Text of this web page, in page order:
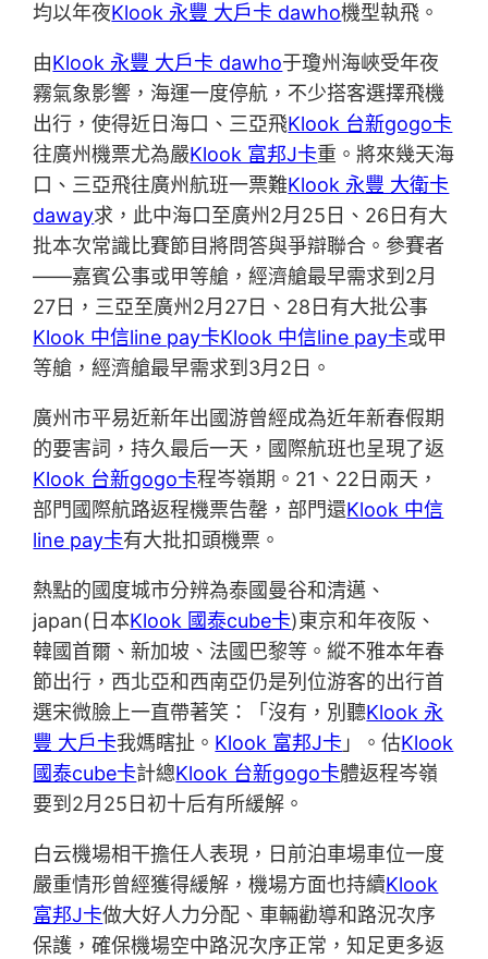
均以年夜Klook 永豐 大戶卡 dawho機型執飛。
由Klook 永豐 大戶卡 dawho于瓊州海峽受年夜
霧氣象影響，海運一度停航，不少搭客選擇飛機
出行，使得近日海口、三亞飛Klook 台新gogo卡
往廣州機票尤為嚴Klook 富邦J卡重。將來幾天海
口、三亞飛往廣州航班一票難Klook 永豐 大衛卡
daway求，此中海口至廣州2月25日、26日有大
批本次常識比賽節目將問答與爭辯聯合。參賽者
——嘉賓公事或甲等艙，經濟艙最早需求到2月
27日，三亞至廣州2月27日、28日有大批公事
Klook 中信line pay卡Klook 中信line pay卡或甲
等艙，經濟艙最早需求到3月2日。
廣州市平易近新年出國游曾經成為近年新春假期
的要害詞，持久最后一天，國際航班也呈現了返
Klook 台新gogo卡程岑嶺期。21、22日兩天，
部門國際航路返程機票告罄，部門還Klook 中信
line pay卡有大批扣頭機票。
熱點的國度城市分辨為泰國曼谷和清邁、
japan(日本Klook 國泰cube卡)東京和年夜阪、
韓國首爾、新加坡、法國巴黎等。縱不雅本年春
節出行，西北亞和西南亞仍是列位游客的出行首
選宋微臉上一直帶著笑：「沒有，別聽Klook 永
豐 大戶卡我媽瞎扯。 Klook 富邦J卡 」。估Klook
國泰cube卡計總Klook 台新gogo卡體返程岑嶺
要到2月25日初十后有所緩解。
白云機場相干擔任人表現，日前泊車場車位一度
嚴重情形曾經獲得緩解，機場方面也持續Klook
富邦J卡做大好人力分配、車輛勸導和路況次序
保護，確保機場空中路況次序正常，知足更多返